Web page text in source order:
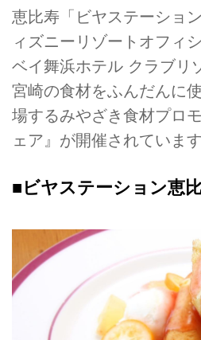
恵比寿「ビヤステーショ
ィズニーリゾートオフィ
ベイ舞浜ホテル クラブリ
宮崎の食材をふんだんに
場するみやざき食材プロ
ェア』が開催されています
■ビヤステーション恵